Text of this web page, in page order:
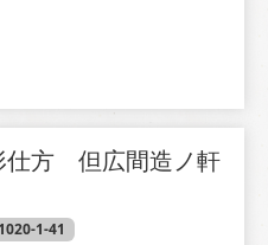
仕方 但広間造ノ軒
1-41